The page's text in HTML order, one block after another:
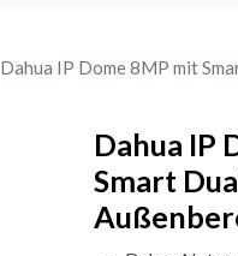
Dahua IP Dome 8MP mit
Dahua IP
Smart